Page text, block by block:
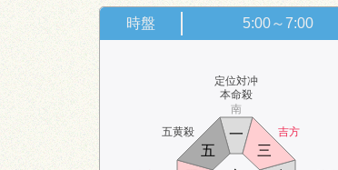
時盤 5:00～7:00
五黄殺
定位対冲
本命殺
吉方
南
三
五
一